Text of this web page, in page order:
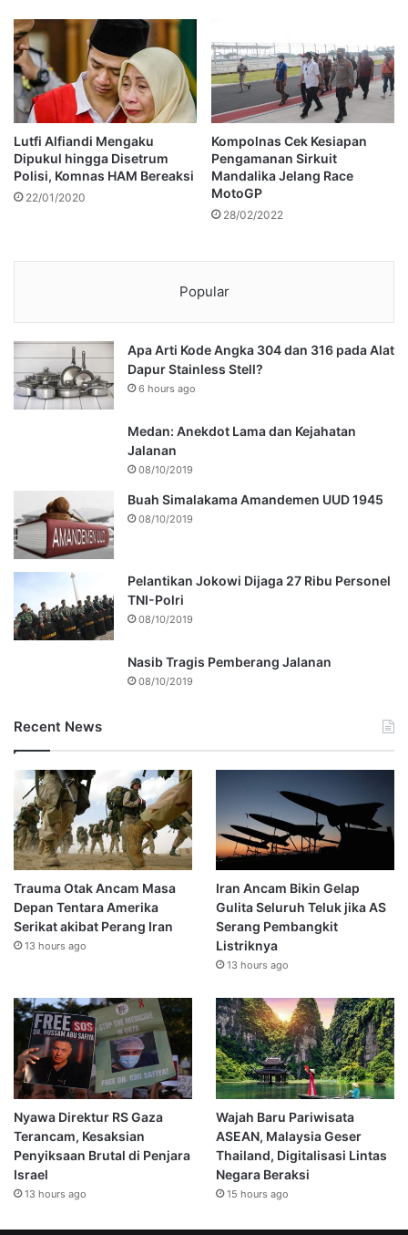
Lutfi Alfiandi Mengaku
Dipukul hingga Disetrum
Polisi, Komnas HAM Bereaksi
22/01/2020
Kompolnas Cek Kesiapan
Pengamanan Sirkuit
Mandalika Jelang Race
MotoGP
28/02/2022
Popular
Apa Arti Kode Angka 304 dan 316 pada Alat
Dapur Stainless Stell?
6 hours ago
Medan: Anekdot Lama dan Kejahatan
Jalanan
08/10/2019
Buah Simalakama Amandemen UUD 1945
08/10/2019
Pelantikan Jokowi Dijaga 27 Ribu Personel
TNI-Polri
08/10/2019
Nasib Tragis Pemberang Jalanan
08/10/2019
Recent News
Trauma Otak Ancam Masa
Depan Tentara Amerika
Serikat akibat Perang Iran
13 hours ago
Iran Ancam Bikin Gelap
Gulita Seluruh Teluk jika AS
Serang Pembangkit
Listriknya
13 hours ago
Nyawa Direktur RS Gaza
Terancam, Kesaksian
Penyiksaan Brutal di Penjara
Israel
13 hours ago
Wajah Baru Pariwisata
ASEAN, Malaysia Geser
Thailand, Digitalisasi Lintas
Negara Beraksi
15 hours ago